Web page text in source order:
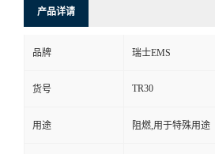
产品详请
品牌 瑞士EMS
货号 TR30
用途 阻燃,用于特殊用途